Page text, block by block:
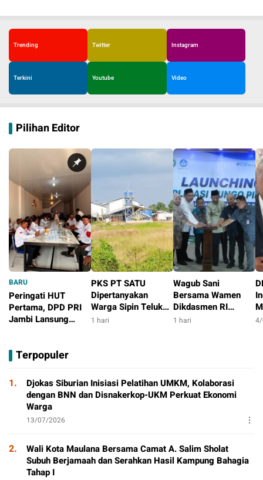
Trending Twitter Instagram
Terkini Youtube Video
Pilihan Editor
BARU
Peringati HUT
Pertama, DPD PRI
Jambi Lansung
PKS PT SATU
Dipertanyakan
Warga Sipin Teluk
Duren, Jarak Dekat
1 hari
Wagub Sani
Bersama Wamen
Dikdasmen RI
Luncurkan Aplikasi
1 hari
Terpopuler
1.
Djokas Siburian Inisiasi Pelatihan UMKM, Kolaborasi
dengan BNN dan Disnakerkop-UKM Perkuat Ekonomi
Warga
13/07/2026
2.
Wali Kota Maulana Bersama Camat A. Salim Sholat
Subuh Berjamaah dan Serahkan Hasil Kampung Bahagia
Tahap I